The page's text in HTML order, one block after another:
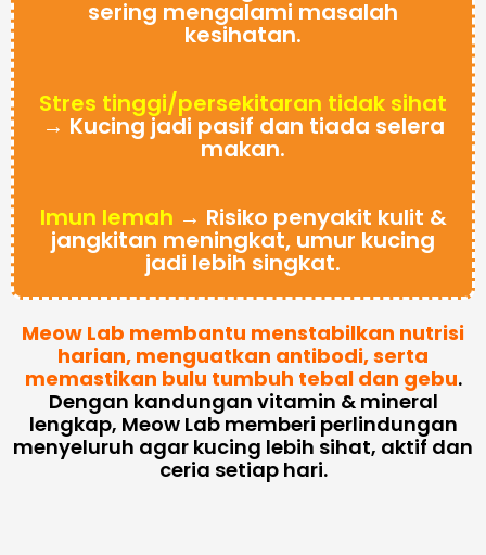
sering mengalami masalah
kesihatan.
Stres tinggi/persekitaran tidak sihat
→ Kucing jadi pasif dan tiada selera
makan.
Imun lemah → Risiko penyakit kulit &
jangkitan meningkat, umur kucing
jadi lebih singkat.
Meow Lab membantu menstabilkan nutrisi
harian, menguatkan antibodi, serta
memastikan bulu tumbuh tebal dan gebu.
Dengan kandungan vitamin & mineral
lengkap, Meow Lab memberi perlindungan
menyeluruh agar kucing lebih sihat, aktif dan
ceria setiap hari.